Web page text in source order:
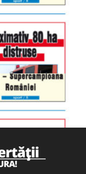
9.00 - 17.00
9.00 - 12.00